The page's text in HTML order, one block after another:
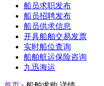
船员求职发布
船员招聘发布
船员供求信息
开具船舶交易发票
实时船位查询
船舶航运保险咨询
九迅海运